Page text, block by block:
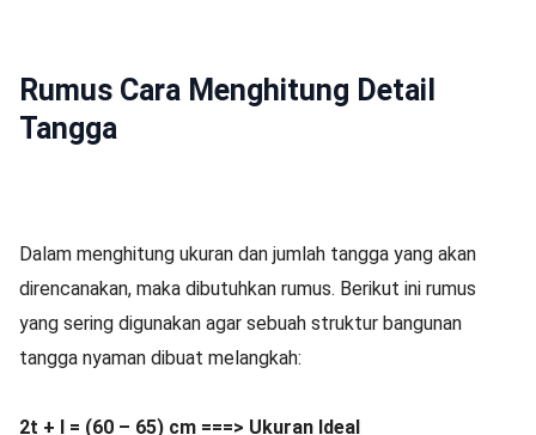
Rumus Cara Menghitung Detail
Tangga
Dalam menghitung ukuran dan jumlah tangga yang akan
direncanakan, maka dibutuhkan rumus. Berikut ini rumus
yang sering digunakan agar sebuah struktur bangunan
tangga nyaman dibuat melangkah:
2t + l = (60 – 65) cm ===> Ukuran Ideal